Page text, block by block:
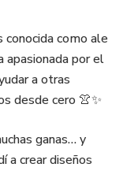
como ale
apasionada por el
a otras
desde cero 👚✨
ganas… y
a crear diseños